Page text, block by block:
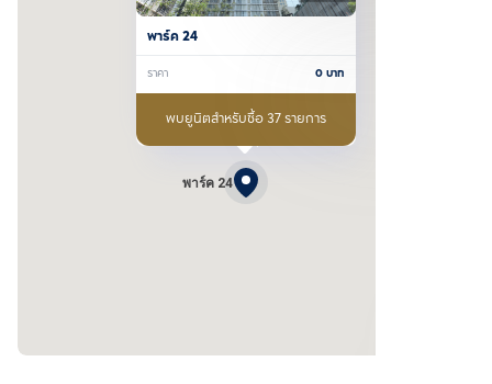
พาร์ค 24
พาร์ค 24
ราคา 0 บาท
พบยูนิตสำหรับซื้อ 37 รายการ